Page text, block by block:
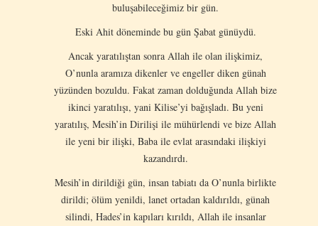
buluşabileceğimiz bir gün.
Eski Ahit döneminde bu gün Şabat günüydü.
Ancak yaratılıştan sonra Allah ile olan ilişkimiz,
O’nunla aramıza dikenler ve engeller diken günah
yüzünden bozuldu. Fakat zaman dolduğunda Allah bize
ikinci yaratılışı, yani Kilise’yi bağışladı. Bu yeni
yaratılış, Mesih’in Dirilişi ile mühürlendi ve bize Allah
ile yeni bir ilişki, Baba ile evlat arasındaki ilişkiyi
kazandırdı.
Mesih’in dirildiği gün, insan tabiatı da O’nunla birlikte
dirildi; ölüm yenildi, lanet ortadan kaldırıldı, günah
silindi, Hades’in kapıları kırıldı, Allah ile insanlar